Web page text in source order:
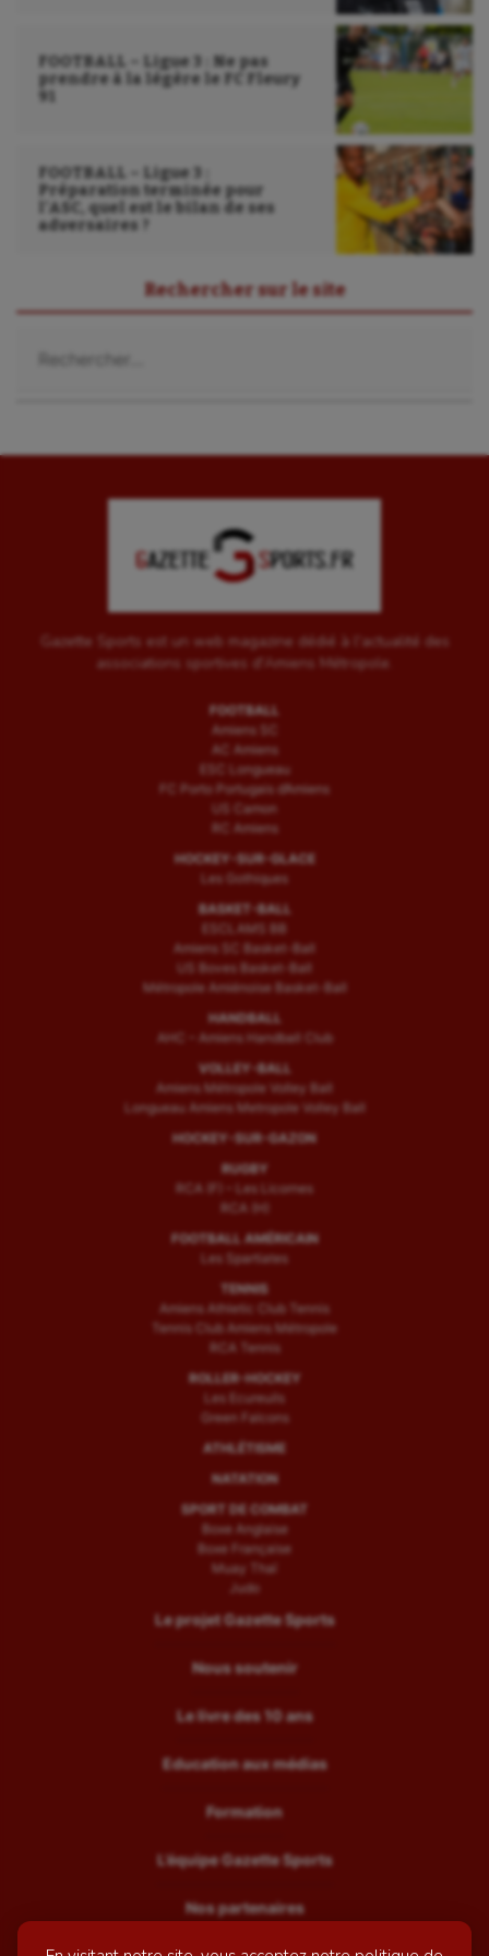
Sport santé
Tir
Tir à l'arc
Triathlon
Ultimate frisbee
UNSS
Wakeboard
Water-polo
FOOTBALL – Ligue 3 : Ne pas
prendre à la légère le FC Fleury
91
FOOTBALL – Ligue 3 :
Préparation terminée pour
l’ASC, quel est le bilan de ses
adversaires ?
Rechercher sur le site
Gazette Sports est un web magazine dédié à l'actualité des
associations sportives d'Amiens Métropole.
FOOTBALL
Amiens SC
AC Amiens
ESC Longueau
FC Porto Portugais d’Amiens
US Camon
RC Amiens
HOCKEY-SUR-GLACE
Les Gothiques
BASKET-BALL
ESCLAMS BB
Amiens SC Basket-Ball
US Boves Basket-Ball
Métropole Amiénoise Basket-Ball
HANDBALL
AHC – Amiens Handball Club
VOLLEY-BALL
Amiens Métropole Volley Ball
Longueau Amiens Metropole Volley Ball
HOCKEY-SUR-GAZON
RUGBY
RCA (F) – Les Licornes
RCA (H)
FOOTBALL AMÉRICAIN
Les Spartiates
TENNIS
Amiens Athletic Club Tennis
Tennis Club Amiens Métropole
RCA Tennis
ROLLER-HOCKEY
Les Ecureuils
Green Falcons
ATHLÉTISME
NATATION
SPORT DE COMBAT
Boxe Anglaise
Boxe Française
Muay Thaï
Judo
Le projet Gazette Sports
Nous soutenir
Le livre des 10 ans
Education aux médias
Formation
L’équipe Gazette Sports
Nos partenaires